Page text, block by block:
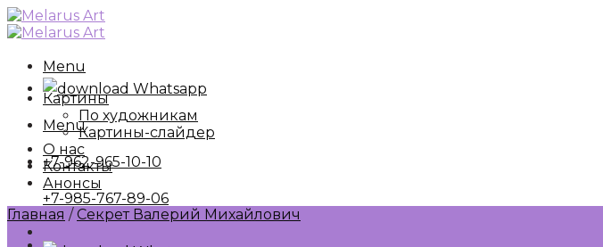
Skip
to
Menu
Whatsapp
Menu
+7-962-965-10-10
+7-985-767-89-06
Картины
По художникам
Картины-слайдер
О нас
Контакты
Анонсы
Главная / Секрет Валерий Михайлович